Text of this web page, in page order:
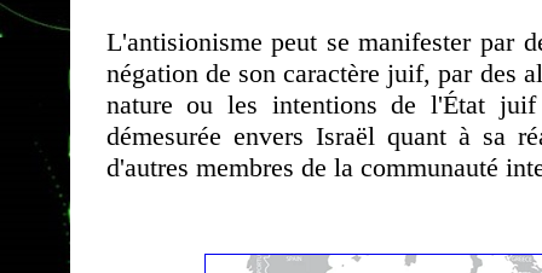
L'antisionisme peut se manifester par
négation de son caractère juif, par des
nature ou les intentions de l'État
démesurée envers Israël quant à sa
d'autres membres de la communauté